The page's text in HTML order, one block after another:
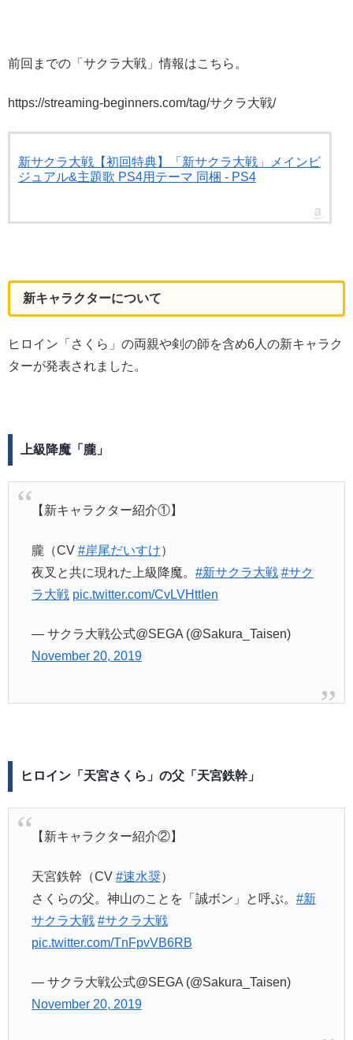
前回までの「サクラ大戦」情報はこちら。
https://streaming-beginners.com/tag/サクラ大戦/
新サクラ大戦【初回特典】「新サクラ大戦」メインビ
ジュアル&主題歌 PS4用テーマ 同梱 - PS4
新キャラクターについて
ヒロイン「さくら」の両親や剣の師を含め6人の新キャラク
ターが発表されました。
上級降魔「朧」
【新キャラクター紹介①】
朧（CV #岸尾だいすけ）
夜叉と共に現れた上級降魔。 #新サクラ大戦 #サク
ラ大戦 pic.twitter.com/CvLVHttIen
— サクラ大戦公式@SEGA (@Sakura_Taisen)
November 20, 2019
ヒロイン「天宮さくら」の父「天宮鉄幹」
【新キャラクター紹介②】
天宮鉄幹（CV #速水奨）
さくらの父。神山のことを「誠ボン」と呼ぶ。 #新
サクラ大戦 #サクラ大戦
pic.twitter.com/TnFpvVB6RB
— サクラ大戦公式@SEGA (@Sakura_Taisen)
November 20, 2019